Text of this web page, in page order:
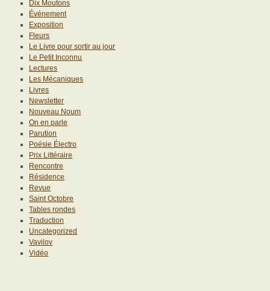
Dix Moutons
Événement
Exposition
Fleurs
Le Livre pour sortir au jour
Le Petit Inconnu
Lectures
Les Mécaniques
Livres
Newsletter
Nouveau Noum
On en parle
Parution
Poésie Électro
Prix Littéraire
Rencontre
Résidence
Revue
Saint Octobre
Tables rondes
Traduction
Uncategorized
Vavilov
Vidéo